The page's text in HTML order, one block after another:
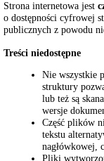
Uchwały
Rady
Miasta
Zarządzenia
Miasta
Obwieszczenia
Prezydenta
Dzienniki
Strona internetowa jest
o dostępności cyfrowej
publicznych z powodu
Treści niedostępne
Nie wszystkie
struktury
lub też są
wersje
Część plików
tekstu
nagłówkowej,
Pliki